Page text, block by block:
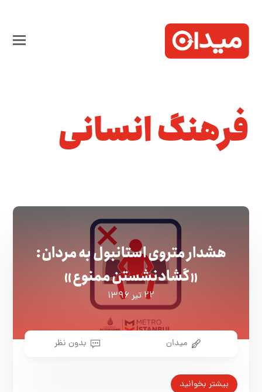
فرهنگ انسانی
هشدار متروی استانبول به مردان:
«گشادنشستن ممنوع»
۲۲ تیر ۱۳۹۶
میدان بدون نظر
بیشتر بخوانید